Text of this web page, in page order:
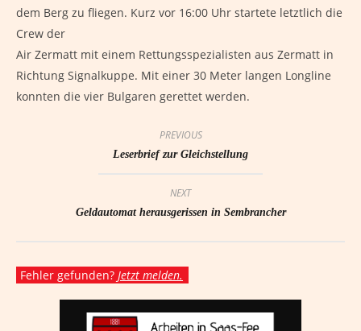
dem Berg zu fliegen. Kurz vor 16:00 Uhr startete letztlich die
Crew der
Air Zermatt mit einem Rettungsspezialisten aus Zermatt in
Richtung Signalkuppe. Mit einer 30 Meter langen Longline
konnten die vier Bulgaren gerettet werden.
PREVIOUS
Leserbrief zur Gleichstellung
NEXT
Geldautomat herausgerissen in Sembrancher
Fehler gefunden? Jetzt melden.